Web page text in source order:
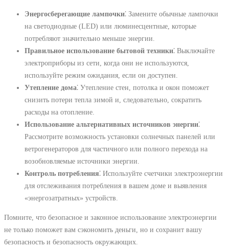
Энергосберегающие лампочки⁚ Замените обычные лампочки
на светодиодные (LED) или люминесцентные, которые
потребляют значительно меньше энергии.
Правильное использование бытовой техники⁚ Выключайте
электроприборы из сети, когда они не используются,
используйте режим ожидания, если он доступен.
Утепление дома⁚ Утепление стен, потолка и окон поможет
снизить потери тепла зимой и, следовательно, сократить
расходы на отопление.
Использование альтернативных источников энергии⁚
Рассмотрите возможность установки солнечных панелей или
ветрогенераторов для частичного или полного перехода на
возобновляемые источники энергии.
Контроль потребления⁚ Используйте счетчики электроэнергии
для отслеживания потребления в вашем доме и выявления
«энергозатратных» устройств.
Помните, что безопасное и законное использование электроэнергии
не только поможет вам сэкономить деньги, но и сохранит вашу
безопасность и безопасность окружающих.